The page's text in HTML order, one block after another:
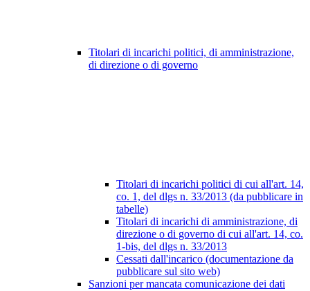
Titolari di incarichi politici, di amministrazione,
di direzione o di governo
Titolari di incarichi politici di cui all'art. 14,
co. 1, del dlgs n. 33/2013 (da pubblicare in
tabelle)
Titolari di incarichi di amministrazione, di
direzione o di governo di cui all'art. 14, co.
1-bis, del dlgs n. 33/2013
Cessati dall'incarico (documentazione da
pubblicare sul sito web)
Sanzioni per mancata comunicazione dei dati